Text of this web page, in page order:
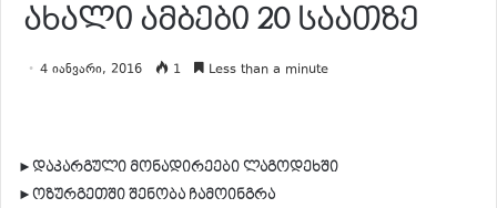
ახალი ამბები 20 საათზე
4 იანვარი, 2016 1 Less than a minute
►დაკარგული მონადირეები ლაგოდეხში
►ოზურგეთში შენობა ჩამოინგრა